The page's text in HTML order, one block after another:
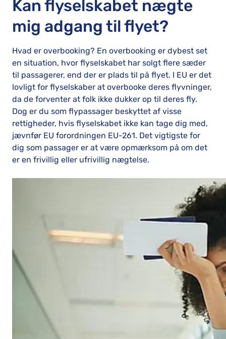
Kan flyselskabet nægte
mig adgang til flyet?
Hvad er overbooking? En overbooking er dybest set
en situation, hvor flyselskabet har solgt flere sæder
til passagerer, end der er plads til på flyet. I EU er det
lovligt for flyselskaber at overbooke deres flyvninger,
da de forventer at folk ikke dukker op til deres fly.
Dog er du som flypassager beskyttet af visse
rettigheder, hvis flyselskabet ikke kan tage dig med,
jævnfør EU forordningen EU-261. Det vigtigste for
dig som passager er at være opmærksom på om det
er en frivillig eller ufrivillig nægtelse.